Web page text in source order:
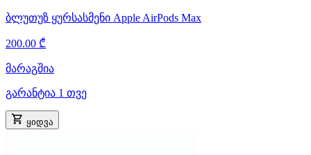
ბლუთუზ ყურსასმენი Apple AirPods Max
200.00 ₾
მარაგშია
გარანტია 1 თვე
ყიდვა